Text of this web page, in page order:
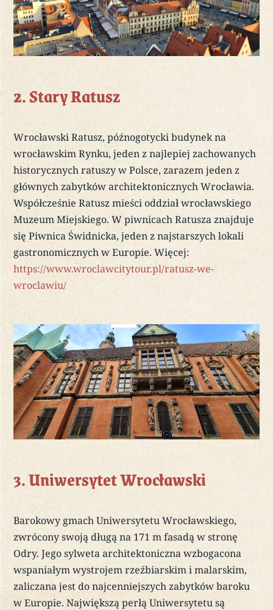
2. Stary Ratusz
Wrocławski Ratusz, późnogotycki budynek na
wrocławskim Rynku, jeden z najlepiej zachowanych
historycznych ratuszy w Polsce, zarazem jeden z
głównych zabytków architektonicznych Wrocławia.
Współcześnie Ratusz mieści oddział wrocławskiego
Muzeum Miejskiego. W piwnicach Ratusza znajduje
się Piwnica Świdnicka, jeden z najstarszych lokali
gastronomicznych w Europie. Więcej:
https://www.wroclawcitytour.pl/ratusz-we-
wroclawiu/
3. Uniwersytet Wrocławski
Barokowy gmach Uniwersytetu Wrocławskiego,
zwrócony swoją długą na 171 m fasadą w stronę
Odry. Jego sylweta architektoniczna wzbogacona
wspaniałym wystrojem rzeźbiarskim i malarskim,
zaliczana jest do najcenniejszych zabytków baroku
w Europie. Największą perłą Uniwersytetu są